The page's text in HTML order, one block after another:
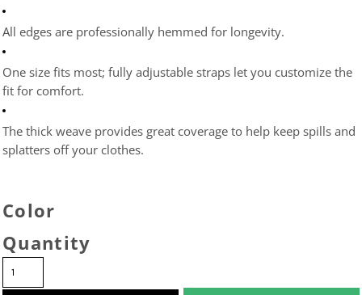
All edges are professionally hemmed for longevity.
One size fits most; fully adjustable straps let you customize the
fit for comfort.
The thick weave provides great coverage to help keep spills and
splatters off your clothes.
Color
Quantity